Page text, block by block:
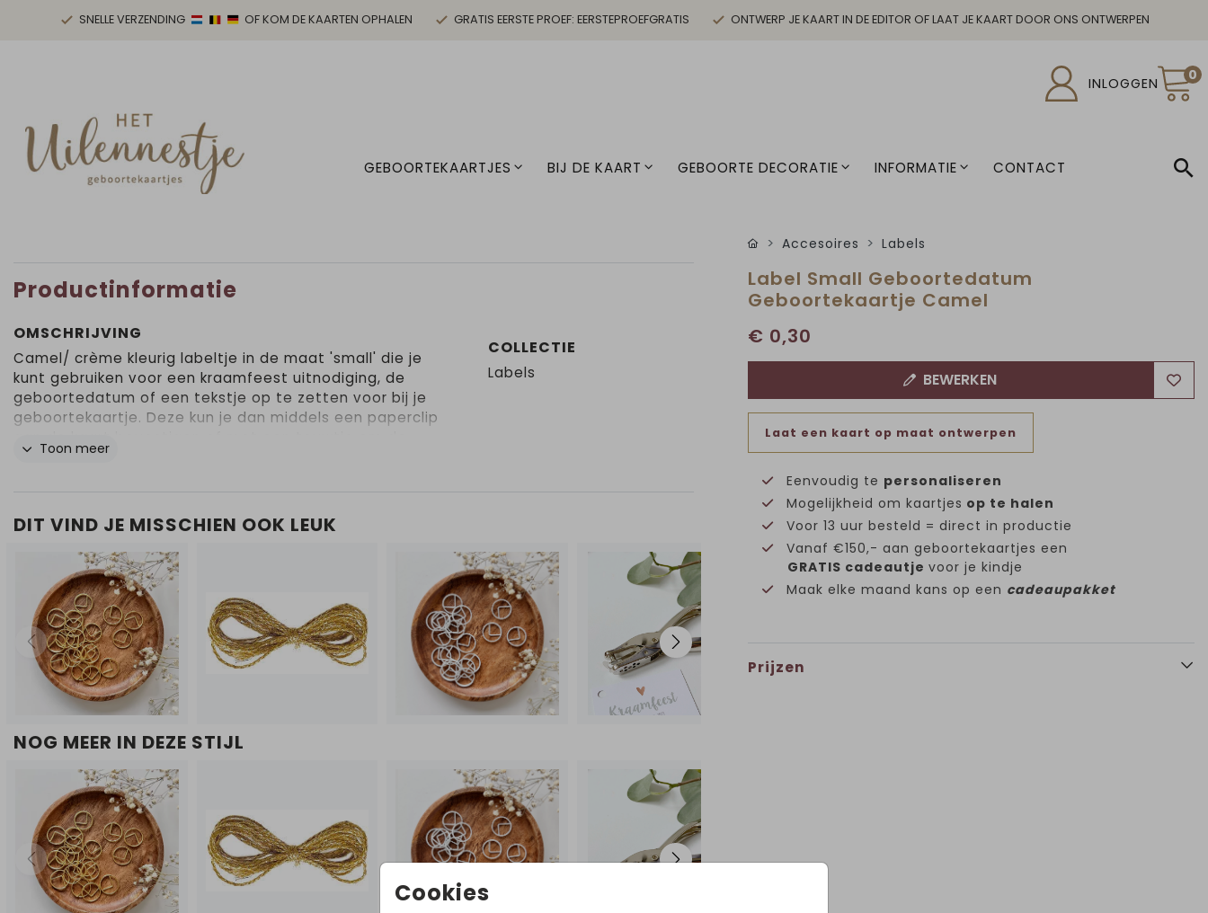
SNELLE VERZENDING OF KOM DE KAARTEN OPHALEN GRATIS EERSTE PROEF: EERSTEPROEFGRATIS ONTWERP JE KAART IN DE EDITOR OF LAAT JE KAART DOOR ONS ONTWERPEN
INLOGGEN 0
GEBOORTEKAARTJES BIJ DE KAART GEBOORTE DECORATIE INFORMATIE CONTACT
Cookies
Productinformatie
OMSCHRIJVING
Camel/ crème kleurig labeltje in de maat 'small' die je
kunt gebruiken voor een kraamfeest uitnodiging, de
geboortedatum of een tekstje op te zetten voor bij je
geboortekaartje. Deze kun je dan middels een paperclip
kaart heen kunt knopen. Je past het label helemaal zelf
op dat je het hartje en de tekst in foliedruk zet in de
editor. De prijs is €0,30 per stuk, met een minimale
afname van 30 stuks. Voor labels met foliedruk betaal je
€0,50 per stuk.
Toon meer
COLLECTIE
Labels
DIT VIND JE MISSCHIEN OOK LEUK
NOG MEER IN DEZE STIJL
Accesoires Labels
Label Small Geboortedatum
Geboortekaartje Camel
€ 0,30
BEWERKEN
Laat een kaart op maat ontwerpen
Eenvoudig te personaliseren
Mogelijkheid om kaartjes op te halen
Voor 13 uur besteld = direct in productie
Vanaf €150,- aan geboortekaartjes een
GRATIS cadeautje voor je kindje
Maak elke maand kans op een cadeaupakket
Prijzen